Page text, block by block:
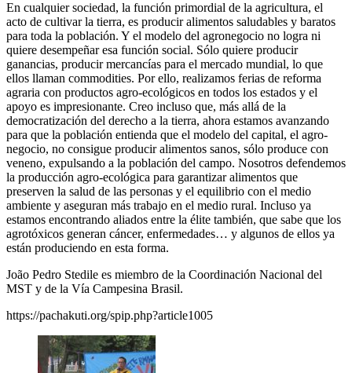
En cualquier sociedad, la función primordial de la agricultura, el
acto de cultivar la tierra, es producir alimentos saludables y baratos
para toda la población. Y el modelo del agronegocio no logra ni
quiere desempeñar esa función social. Sólo quiere producir
ganancias, producir mercancías para el mercado mundial, lo que
ellos llaman commodities. Por ello, realizamos ferias de reforma
agraria con productos agro-ecológicos en todos los estados y el
apoyo es impresionante. Creo incluso que, más allá de la
democratización del derecho a la tierra, ahora estamos avanzando
para que la población entienda que el modelo del capital, el agro-
negocio, no consigue producir alimentos sanos, sólo produce con
veneno, expulsando a la población del campo. Nosotros defendemos
la producción agro-ecológica para garantizar alimentos que
preserven la salud de las personas y el equilibrio con el medio
ambiente y aseguran más trabajo en el medio rural. Incluso ya
estamos encontrando aliados entre la élite también, que sabe que los
agrotóxicos generan cáncer, enfermedades… y algunos de ellos ya
están produciendo en esta forma.
João Pedro Stedile es miembro de la Coordinación Nacional del
MST y de la Vía Campesina Brasil.
https://pachakuti.org/spip.php?article1005